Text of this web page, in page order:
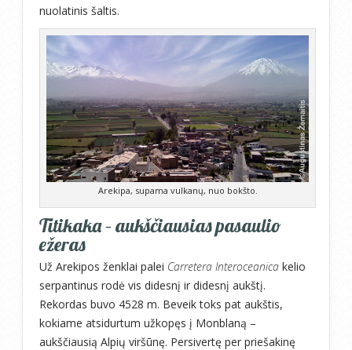
nuolatinis šaltis.
Arekipa, supama vulkanų, nuo bokšto.
Titikaka – aukščiausias pasaulio
ežeras
Už Arekipos ženklai palei Carretera Interoceanica kelio
serpantinus rodė vis didesnį ir didesnį aukštį.
Rekordas buvo 4528 m. Beveik toks pat aukštis,
kokiame atsidurtum užkopęs į Monblaną –
aukščiausią Alpių viršūnę. Persivertę per priešakinę